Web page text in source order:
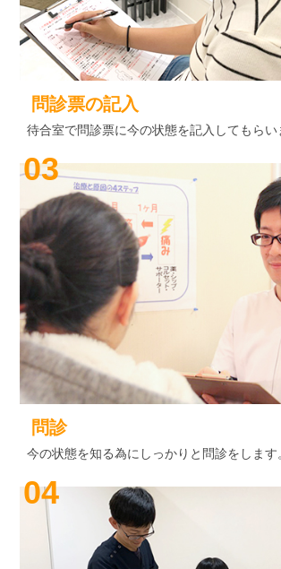
問診票の記入
待合室で問診票に今の状態を記入してもらい
03
問診
今の状態を知る為にしっかりと問診をします
04